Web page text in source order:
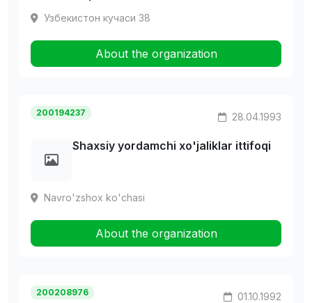
Узбекистон кучаси 38
About the organization
200194237 28.04.1993
Shaxsiy yordamchi xo'jaliklar ittifoqi
Navro'zshox ko'chasi
About the organization
200208976 01.10.1992